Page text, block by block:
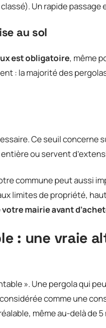
Un rapide passage
au sol
est obligatoire, même
: la majorité des
Ce seuil concerne
ou servent
commune peut aussi
limites de propriété,
mairie avant
: une vraie
». Une pergola qui
comme une
même au-delà de 5